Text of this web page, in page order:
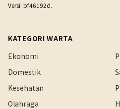
Versi: bf46192d.
KATEGORI WARTA
Ekonomi
Domestik
Kesehatan
Olahraga